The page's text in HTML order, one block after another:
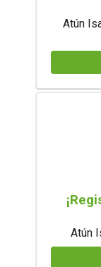
Atún
Atún